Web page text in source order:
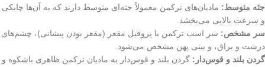
جثه متوسط: مادیان‌های ترکمن معمولاً جثه‌ای متوسط دارند که به آن‌ها چابکی
و سرعت بالایی می‌بخشد.
سر مشخص: سر اسب ترکمن با پروفیل مقعر (مقعر بودن پیشانی)، چشم‌های
درشت و براق، و بینی پهن مشخص می‌شود.
گردن بلند و قوس‌دار: گردن بلند و قوس‌دار به مادیان ترکمن ظاهری باشکوه و